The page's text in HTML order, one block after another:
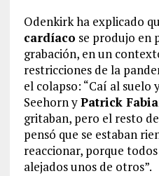
Odenkirk ha explicado
cardíaco se produjo en
grabación, en un
restricciones de la
el colapso: “Caí al suelo
Seehorn yPatrick
gritaban, pero el resto
pensó que se estaban
reaccionar, porque
alejados unos de otros”.